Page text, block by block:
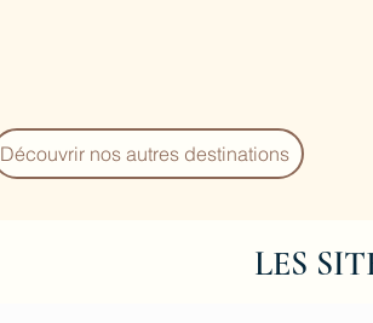
Découvrir nos autres destinations
LES